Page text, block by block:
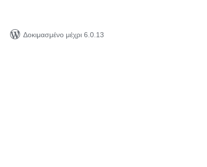
Δοκιμασμένο μέχρι 6.0.13